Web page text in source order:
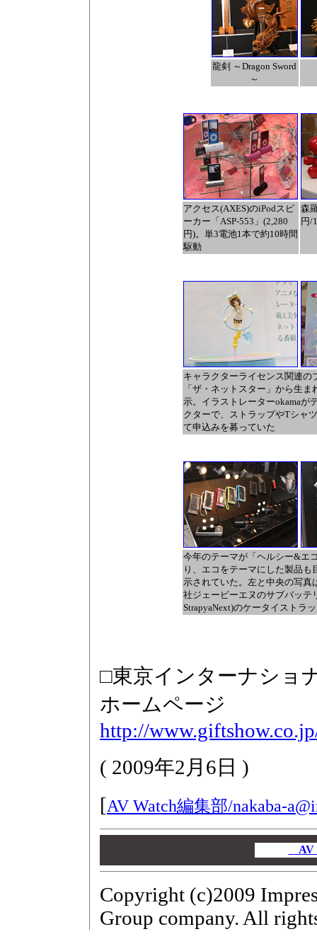
龍剣 ～Dragon Sword
～
アクセス(AXES)のiPodスピ
ーカー「ASP-553」(2,280
円)。単3電池1本で約10時間
駆動
森
円/
キャラクターライセンス関連の
「ザ・ネットスター」から生
示。イラストレーターokamaが
クターで、ストラップやTシャ
て申込みを募っていた
今年のテーマが「ヘルシー&エ
り、エコをテーマにした製品
示されていた。左と中央の写真
社ジェーピーエヌのサブバッテ
StrapyaNext)のケータイストラ
□東京インターナショ
ホームページ
http://
( 2009年2月6日 )
[AV Watch編集部/nakaba-
AV
Copyright (c)2009
Group company. All